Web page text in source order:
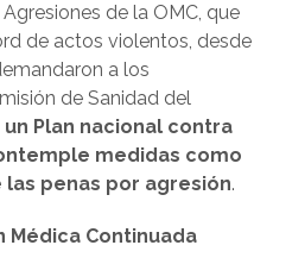
de la OMC, que
de actos violentos, desde
a los
de Sanidad del
Plan nacional contra
medidas como
penas por agresión.
Médica Continuada